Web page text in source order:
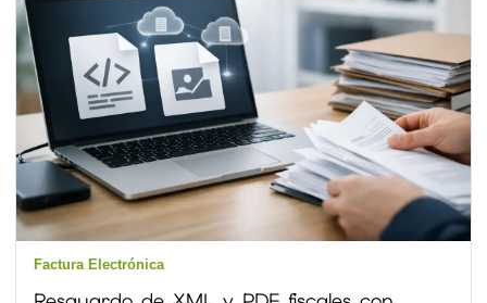
Factura Electrónica